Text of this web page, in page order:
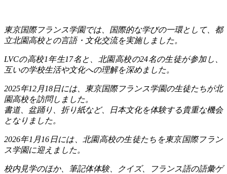
東京国際フランス学園では、国際的な学びの一環として、都
立北園高校との言語・文化交流を実施しました。
LVCの高校1年生17名と、北園高校の24名の生徒が参加し、
互いの学校生活や文化への理解を深めました。
2025年12月18日には、東京国際フランス学園の生徒たちが北
園高校を訪問しました。
書道、盆踊り、折り紙など、日本文化を体験する貴重な機会
となりました。
2026年1 月16日には、北園高校の生徒たちを東京国際フラン
ス学園に迎えました。
校内見学のほか、筆記体体験、クイズ、フランス語の語彙ゲ